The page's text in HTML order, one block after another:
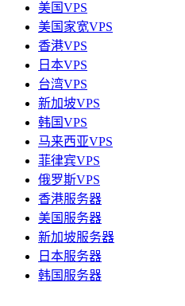
美国VPS
美国家宽VPS
香港VPS
日本VPS
台湾VPS
新加坡VPS
韩国VPS
马来西亚VPS
菲律宾VPS
俄罗斯VPS
香港服务器
美国服务器
新加坡服务器
日本服务器
韩国服务器